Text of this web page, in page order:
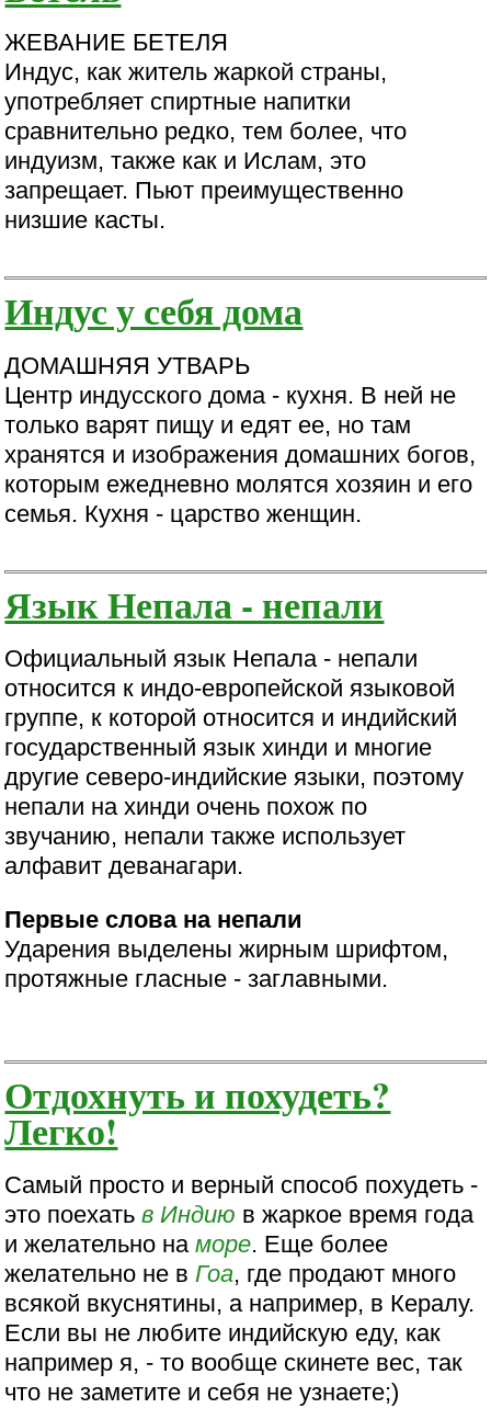
ЖЕВАНИЕ БЕТЕЛЯ
Индус, как житель жаркой страны,
употребляет спиртные напитки
сравнительно редко, тем более, что
индуизм, также как и Ислам, это
запрещает. Пьют преимущественно
низшие касты.
Индус у себя дома
ДОМАШНЯЯ УТВАРЬ
Центр индусского дома - кухня. В ней не
только варят пищу и едят ее, но там
хранятся и изображения домашних богов,
которым ежедневно молятся хозяин и его
семья. Кухня - царство женщин.
Язык Непала - непали
Официальный язык Непала - непали
относится к индо-европейской языковой
группе, к которой относится и индийский
государственный язык хинди и многие
другие северо-индийские языки, поэтому
непали на хинди очень похож по
звучанию, непали также использует
алфавит деванагари.
Первые слова на непали
Ударения выделены жирным шрифтом,
протяжные гласные - заглавными.
Отдохнуть и похудеть?
Легко!
Самый просто и верный способ похудеть -
это поехатьв Индию в жаркое время года
и желательно наморе. Еще более
желательно не вГоа, где продают много
всякой вкуснятины, а например, в Кералу.
Если вы не любите индийскую еду, как
например я, - то вообще скинете вес, так
что не заметите и себя не узнаете;)